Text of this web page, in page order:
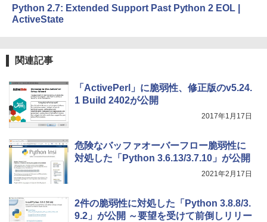
テリー、広告無し、ブラック (2025年発
11インチカラーディスプレイ、64GBスト
レージ、ノート機能搭載、明るさ自動調
整、色調調節ライト、プレミアムペン付
Python 2.7: Extended Support Past Python 2 EOL |
ActiveState
関連記事
「ActivePerl」に脆弱性、修正版のv5.24.
1 Build 2402が公開
2017年1月17日
危険なバッファオーバーフロー脆弱性に
対処した「Python 3.6.13/3.7.10」が公開
2021年2月17日
2件の脆弱性に対処した「Python 3.8.8/3.
9.2」が公開 ～要望を受けて前倒しリリー